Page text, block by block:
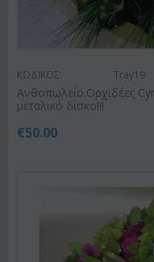
ΚΩΔΙΚΟΣ: Tray19
Ανθοπωλείο.Ορχιδέες
μεταλικό δίσκο!!!
€50.00